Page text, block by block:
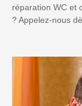
réparation WC et
? Appelez-nous